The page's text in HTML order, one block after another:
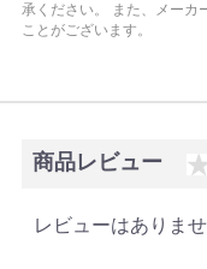
承ください。
また、メーカ
ことがございます。
商品レビュー
レビューはありませ